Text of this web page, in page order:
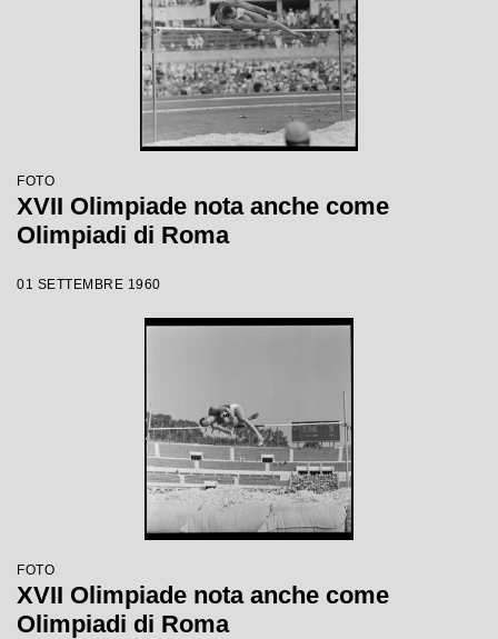
FOTO
XVII Olimpiade nota anche come
Olimpiadi di Roma
01 SETTEMBRE 1960
FOTO
XVII Olimpiade nota anche come
Olimpiadi di Roma